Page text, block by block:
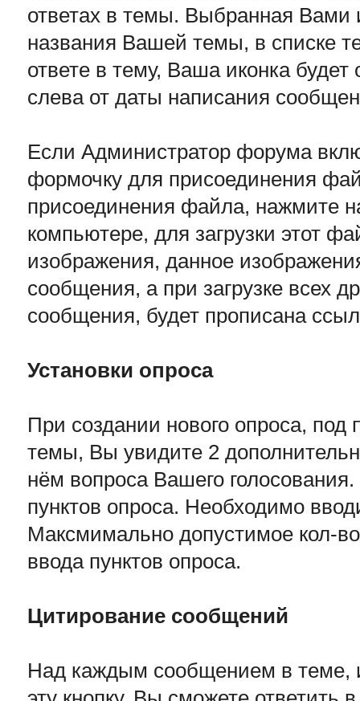
ответах в темы. Выбранная Вами
названия Вашей темы, в списке
ответе в тему, Ваша иконка
слева от даты написания
Если Администратор форума
формочку для присоединения
присоединения файла, нажмите
компьютере, для загрузки этот
изображения, данное
сообщения, а при загрузке всех
сообщения, будет прописана
Установки опроса
При создании нового опроса,
темы, Вы увидите 2
нём вопроса Вашего
пунктов опроса. Необходимо
Максмимально допустимое кол-
ввода пунктов опроса.
Цитирование сообщений
Над каждым сообщением в теме,